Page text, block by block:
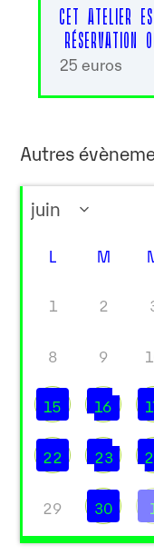
CET ATELIER
RÉSERVATION
25 euros
Autres
L M
1 2
8 9
15 16
22 23
29 30